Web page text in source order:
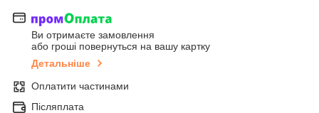
Ви отримаєте замовлення
або гроші повернуться на вашу картку
Детальніше
Оплатити частинами
Післяплата